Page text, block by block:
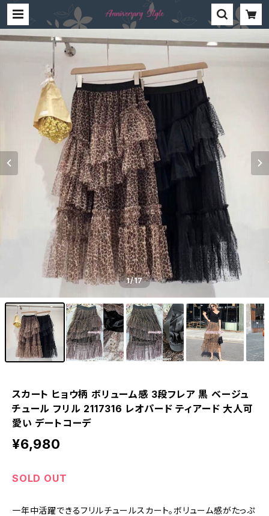
1/17
スカート ヒョウ柄 ボリューム感 3段フレア 黒 ベージュ
チュール フリル 2117316 レオパード ティアード 大人可
愛い デートコーデ
¥6,980
SOLD OUT
一年中活躍できるフリルチュールスカート。ボリューム感がたっぷ